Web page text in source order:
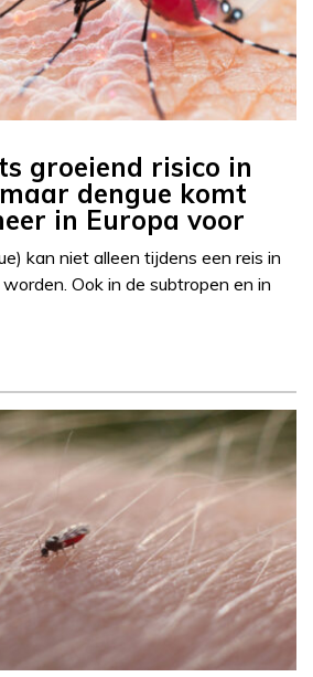
groeiend risico in
dengue komt
in Europa voor
kan niet alleen tijdens een reis in
Ook in de subtropen en in